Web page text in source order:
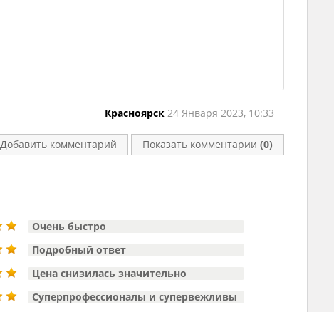
Красноярск24 Января 2023, 10:33
Добавить комментарий Показать комментарии (0)
Очень быстро
Подробный ответ
Цена снизилась значительно
Суперпрофессионалы и супервежливы